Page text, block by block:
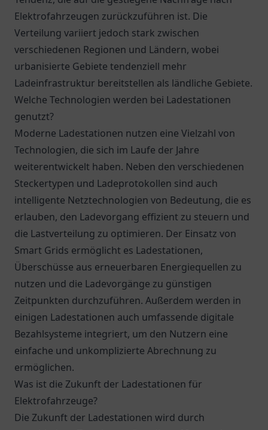
Elektrofahrzeugen zurückzuführen ist. Die
Verteilung variiert jedoch stark zwischen
verschiedenen Regionen und Ländern, wobei
urbanisierte Gebiete tendenziell mehr
Ladeinfrastruktur bereitstellen als ländliche Gebiete.
Welche Technologien werden bei Ladestationen
genutzt?
Moderne Ladestationen nutzen eine Vielzahl von
Technologien, die sich im Laufe der Jahre
weiterentwickelt haben. Neben den verschiedenen
Steckertypen und Ladeprotokollen sind auch
intelligente Netztechnologien von Bedeutung, die es
erlauben, den Ladevorgang effizient zu steuern und
die Lastverteilung zu optimieren. Der Einsatz von
Smart Grids ermöglicht es Ladestationen,
Überschüsse aus erneuerbaren Energiequellen zu
nutzen und die Ladevorgänge zu günstigen
Zeitpunkten durchzuführen. Außerdem werden in
einigen Ladestationen auch umfassende digitale
Bezahlsysteme integriert, um den Nutzern eine
einfache und unkomplizierte Abrechnung zu
ermöglichen.
Was ist die Zukunft der Ladestationen für
Elektrofahrzeuge?
Die Zukunft der Ladestationen wird durch